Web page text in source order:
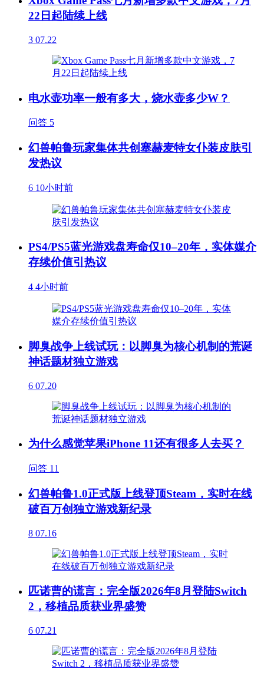
22日起陆续上线
3 07.22
电水壶功率一般有多大，烧水壶多少W？
问答 5
幻兽帕鲁玩家集体共创塞赫麦特女仆装皮肤引
发热议
6 10小时前
PS4/PS5蓝光游戏盘寿命仅10–20年，实体媒介
存续价值引热议
4 4小时前
脚臭战争上线试玩：以脚臭为核心机制的荒诞
神话题材独立游戏
6 07.20
为什么感觉苹果iPhone 11还有很多人去买？
问答 11
幻兽帕鲁1.0正式版上线登顶Steam，实时在线
破百万创独立游戏新纪录
8 07.16
匹诺曹的谎言：完全版2026年8月登陆Switch
2，移植品质获业界盛赞
6 07.21